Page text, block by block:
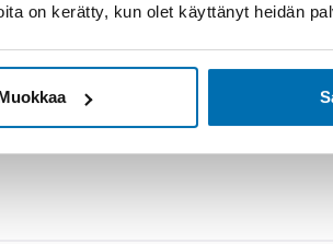
on kerätty, kun olet käyttänyt heidän